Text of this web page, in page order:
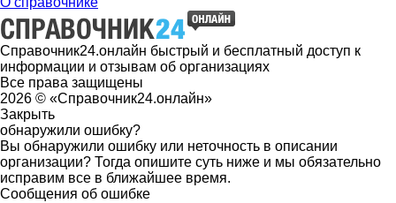
Справочник24.онлайн быстрый и бесплатный доступ к
информации и отзывам об организациях
Все права защищены
2026 © «Справочник24.онлайн»
Закрыть
обнаружили ошибку?
Вы обнаружили ошибку или неточность в описании
организации? Тогда опишите суть ниже и мы обязательно
исправим все в ближайшее время.
Сообщения об ошибке